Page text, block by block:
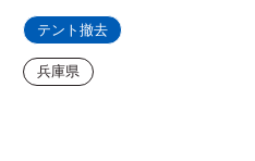
テント撤去
兵庫県